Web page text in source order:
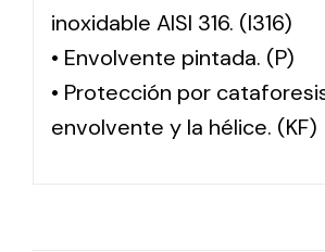
inoxidable AISI 316. (I316)
• Envolvente pintada. (P)
• Protección por
envolvente y la hélice. (KF)